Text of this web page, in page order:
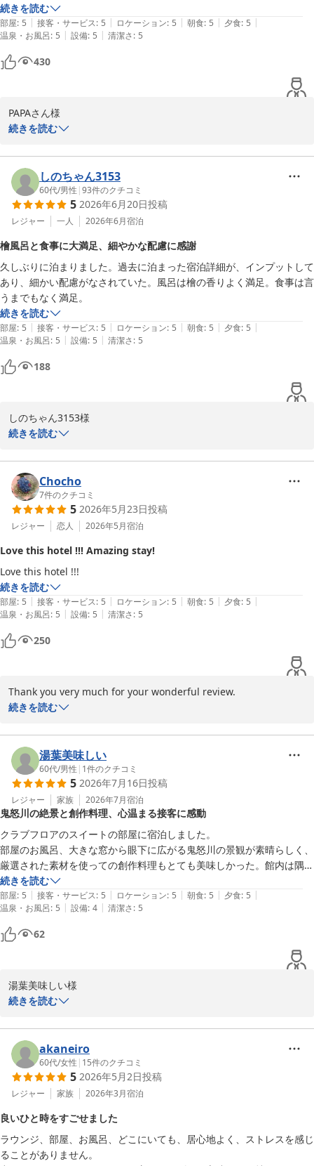
ビール、シャンパン等が用意されていて無料でした。そのほかにも無料
のサービスが用意されていました。
レストランにはオールドノリタケが普通に置いてあったり、センスも良
かったです。
続きを読む
部屋: 5 | 接客・サービス: 5 | ロケーション: 5 | 朝食: 5 | 夕食: 5 |
温泉・お風呂: 5 | 設備: 5 | 清潔さ: 5
430
PAPAさん様
この度は、数ある宿泊施設より鬼怒川金谷ホテルへご宿泊いただき
客室露天風呂でのご入浴や、ご滞在中の様々なサービスにご満足い
ただけましたようで大変嬉しい限りでございます。
これからも心をほどいてお寛ぎいただける空間をご提供できますよ
う、日々サービスの向上に努めてまいります。
PAPAさん様のまたのお越しを、スタッフ一同心よりお待ち申し上げ
ご投稿ありがとうございました。
鬼怒川金谷ホテル
2026-05-26
続きを読む
しのちゃん3153
60代/男性 |93件のクチコミ
5 2026年6月20日投稿
レジャー 一人 2026年6月宿泊
檜風呂と食事に大満足、細やかな配慮に感謝
久しぶりに泊まりました。過去に泊まった宿泊詳細が、インプットして
あり、細かい配慮がなされていた。風呂は檜の香りよく満足。食事は言
うまでもなく満足。
続きを読む
部屋: 5 | 接客・サービス: 5 | ロケーション: 5 | 朝食: 5 | 夕食: 5 |
温泉・お風呂: 5 | 設備: 5 | 清潔さ: 5
188
しのちゃん3153様
この度は、鬼怒川金谷ホテルへご再訪いただき誠にありがとうござ
ご滞在中はごゆっくりとお過ごしいただけたご様子が伺え何よりで
ございます。
また樹齢2000年の檜を使用した古代檜の湯は、お客様に安心してご
入浴いただけますよう、
日々スタッフが入念にお手入れを行っておりますので、ご満足いた
何度お越しいただいても、ご期待以上のご満足をご提供できますよ
う、日々サービスの向上に努めてまいります。
今後とも何卒お引き立ての程宜しくお願い申し上げます。
ご投稿ありがとうございました。
2026-07-03
続きを読む
Chocho
7件のクチコミ
5 2026年5月23日投稿
レジャー 恋人 2026年5月宿泊
Love this hotel !!! Amazing stay!
続きを読む
部屋: 5 | 接客・サービス: 5 | ロケーション: 5 | 朝食: 5 | 夕食: 5 |
温泉・お風呂: 5 | 設備: 5 | 清潔さ: 5
250
Thank you very much for your wonderful review.
We are truly delighted to know that you loved your stay with us
Your kind words are greatly appreciated and serve as a
wonderful source of encouragement for our entire team.
We sincerely look forward to the pleasure of welcoming you
back again in the near future.
鬼怒川金谷ホテル
2026-06-13
続きを読む
湯葉美味しい
60代/男性 | 1件のクチコミ
5 2026年7月16日投稿
レジャー 家族 2026年7月宿泊
鬼怒川の絶景と創作料理、心温まる接客に感動
クラブフロアのスイートの部屋に宿泊しました。
部屋のお風呂、大きな窓から眼下に広がる鬼怒川の景観が素晴らしく、
厳選された素材を使っての創作料理もとても美味しかった。館内は隅々
まで清掃が行き届きとても満足でした。
フロントマネージャーさん、スタッフの方々の優しい笑顔と気遣いに心
癒されました。
紅葉の時期にも行きたくなり、チェックアウトの時に予約して帰りまし
た。
続きを読む
部屋: 5 | 接客・サービス: 5 | ロケーション: 5 | 朝食: 5 | 夕食: 5 |
温泉・お風呂: 5 | 設備: 4 | 清潔さ: 5
62
湯葉美味しい様
この度は数ある宿泊施設より鬼怒川金谷ホテルへご宿泊いただき誠
ご滞在にご満足いただけましたようで、お食事やスタッフのおもて
なしなどお褒めのお言葉を賜り誠にありがとうございます。
また、先のご予約も頂戴しまして重ねてお礼申し上げます。
今回は深緑の季節でございましたが、紅葉の季節にはまた違った鬼
怒川渓谷の景色をご堪能いただけるかと存じます。
う、スタッフ一同サービスの向上に努めてまいります。
湯葉美味しい様のまたのご再訪を心よりお待ち申し上げます。
ご投稿ありがとうございました。
続きを読む
akaneiro
60代/女性 | 15件のクチコミ
5 2026年5月2日投稿
レジャー 家族 2026年3月宿泊
良いひと時をすごせました
ラウンジ、部屋、お風呂、どこにいても、居心地よく、ストレスを感じ
ることがありません。